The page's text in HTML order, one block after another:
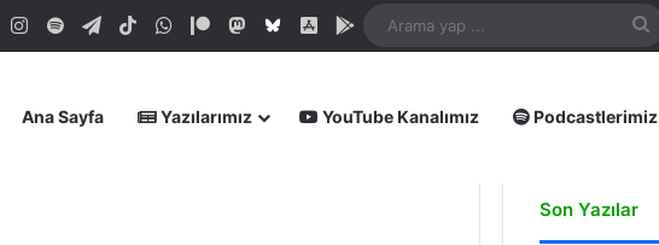
RedditInstagram
SpotifyTelegramTikTokWhatsApp
PatreonMastodonBlueskyiOS Uygulamamız
Android Uygulamamız
...
Ana Sayfa Yazılarımız YouTube Kanalımız Podcastlerimiz
Son Yazılar